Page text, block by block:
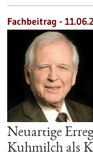
Fachbeitrag -
Neuartige
Kuhmilch als